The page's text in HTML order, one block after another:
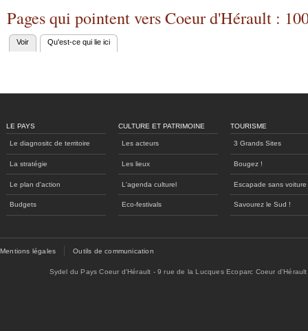
Pages qui pointent vers Coeur d'Hérault :
Onglets
Voir Qu'est-ce qui lie ici
LE PAYS
Le diagnositc de territoire
La stratégie
Le plan d'action
Budgets
CULTURE ET PATRIMOINE
Les acteurs
Les lieux
L'agenda culturel
Eco-festivals
TOURISME
3 Grands Sites
Bougez !
Escapade sans voiture
Savourez le Sud !
Mentions légales Outils de communication
Sydel du Pays Coeur d'Hérault - 9 rue de la Lucques Ecoparc Coeur